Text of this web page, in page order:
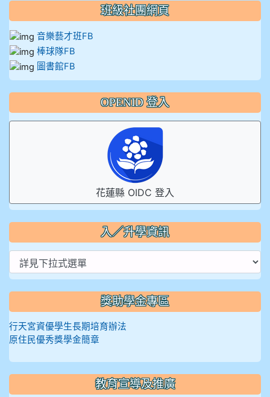
班級社團網頁
音樂藝才班FB
棒球隊FB
圖書館FB
OPENID 登入
花蓮縣 OIDC 登入
入／升學資訊
獎助學金專區
行天宮資優學生長期培育辦法
原住民優秀獎學金簡章
教育宣導及推廣